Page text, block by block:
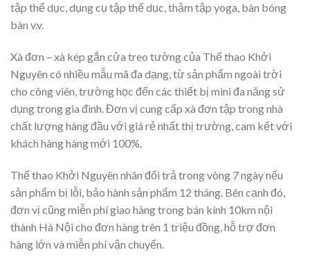
tập thể dục, dụng cụ tập thể dục, thảm tập yoga, bàn bóng
bàn v.v.
Xà đơn – xà kép gắn cửa treo tường của Thể thao Khởi
Nguyên có nhiều mẫu mã đa dạng, từ sản phẩm ngoài trời
cho công viên, trường học đến các thiết bị mini đa năng sử
dụng trong gia đình. Đơn vị cung cấp xà đơn tập trong nhà
chất lượng hàng đầu với giá rẻ nhất thị trường, cam kết với
khách hàng hàng mới 100%.
Thể thao Khởi Nguyên nhân đổi trả trong vòng 7 ngày nếu
sản phẩm bị lỗi, bảo hành sản phẩm 12 tháng. Bên cạnh đó,
đơn vị cũng miễn phí giao hàng trong bán kính 10km nội
thành Hà Nội cho đơn hàng trên 1 triệu đồng, hỗ trợ đơn
hàng lớn và miễn phí vận chuyển.